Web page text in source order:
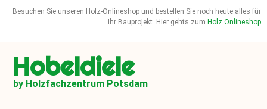
Besuchen Sie unseren Holz-Onlineshop und bestellen Sie noch heute alles für
Ihr Bauprojekt. Hier gehts zum Holz Onlineshop
Hobeldiele
by Holzfachzentrum Potsdam